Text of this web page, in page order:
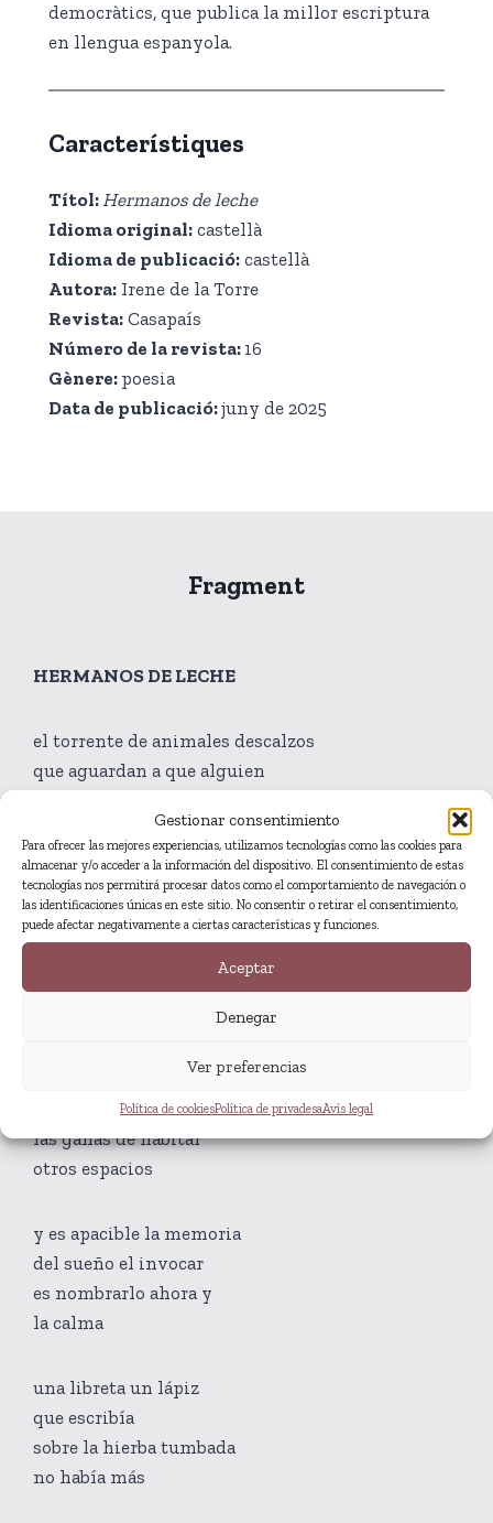
Gestionar consentimiento
Para ofrecer las mejores experiencias, utilizamos tecnologías como las cookies para
almacenar y/o acceder a la información del dispositivo. El consentimiento de estas
tecnologías nos permitirá procesar datos como el comportamiento de navegación o
las identificaciones únicas en este sitio. No consentir o retirar el consentimiento,
puede afectar negativamente a ciertas características y funciones.
Aceptar
Denegar
Ver preferencias
Política de cookiesPolítica de privadesaAvís legal
democràtics, que publica la millor escriptura
en llengua espanyola.
Característiques
Títol:Hermanos de leche
Idioma original: castellà
Idioma de publicació: castellà
Autora: Irene de la Torre
Revista: Casapaís
Número de la revista: 16
Gènere: poesia
Data de publicació:juny de 2025
Fragment
HERMANOS DE LECHE
el torrente de animales descalzos
que aguardan a que alguien
la fauna y la flora que
se disgustan y no quieren
saber la una de la otra
el otro día soñé
con un prado y un mantel
entre una vegetación
ardiente y viva
las ganas de habitar
otros espacios
y es apacible la memoria
del sueño el invocar
es nombrarlo ahora y
la calma
una libreta un lápiz
que escribía
sobre la hierba tumbada
no había más